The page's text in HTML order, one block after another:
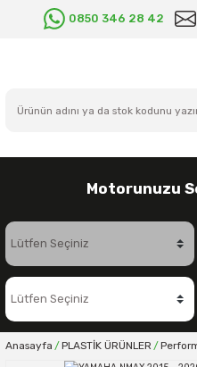
0850 346 28 42
Motorunuzu
Anasayfa PLASTİK ÜRÜNLER